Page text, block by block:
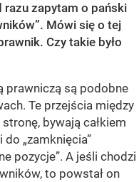
razu zapytam o pański
Mówi się o tej
Czy takie było
prawniczą są podobne
Te przejścia między
bywają całkiem
do „zamknięcia”
pozycje”. A jeśli chodzi
to powstał on